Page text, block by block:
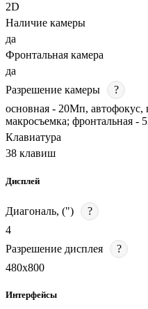
2D
Наличие камеры
да
Фронтальная камера
да
Разрешение камеры
?
основная - 20Мп, автофокус,
макросъемка; фронтальная -
Клавиатура
38 клавиш
Дисплей
Диагональ, (")
?
4
Разрешение дисплея
?
480х800
Интерфейсы